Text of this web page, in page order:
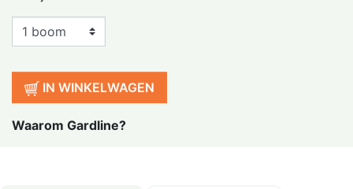
IN WINKELWAGEN
Waarom Gardline?